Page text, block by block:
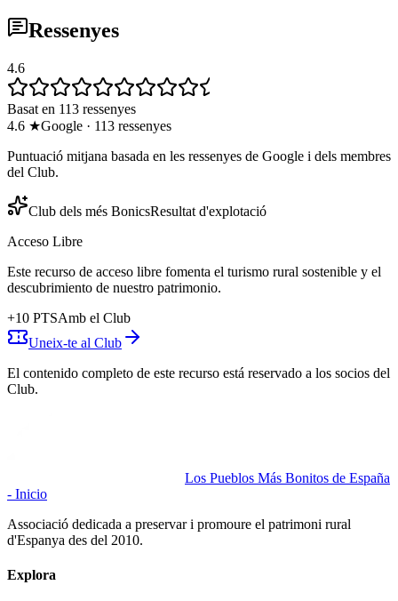
Ressenyes
4.6
Basat en 113 ressenyes
4.6 ★Google · 113 ressenyes
Puntuació mitjana basada en les ressenyes de Google i dels membres
del Club.
Club dels més BonicsResultat d'explotació
Acceso Libre
Este recurso de acceso libre fomenta el turismo rural sostenible y el
descubrimiento de nuestro patrimonio.
+10 PTSAmb el Club
Uneix-te al Club
El contenido completo de este recurso está reservado a los socios del
Club.
Los Pueblos Más Bonitos de España
- Inicio
Associació dedicada a preservar i promoure el patrimoni rural
d'Espanya des del 2010.
Explora